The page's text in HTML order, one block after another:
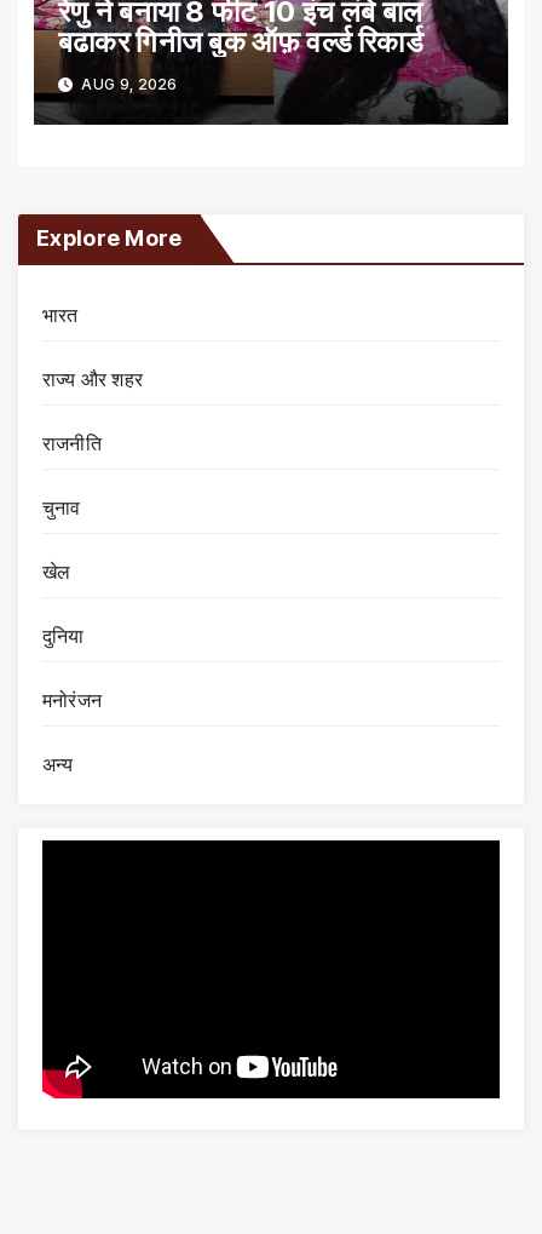
रेणु ने बनाया 8 फीट 10 इंच लंबे बाल
बढाकर गिनीज बुक ऑफ़ वर्ल्ड रिकार्ड
AUG 9, 2026
Explore More
भारत
राज्य और शहर
राजनीति
चुनाव
खेल
दुनिया
मनोरंजन
अन्य